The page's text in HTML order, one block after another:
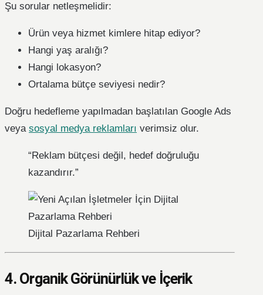
Şu sorular netleşmelidir:
Ürün veya hizmet kimlere hitap ediyor?
Hangi yaş aralığı?
Hangi lokasyon?
Ortalama bütçe seviyesi nedir?
Doğru hedefleme yapılmadan başlatılan Google Ads
veya sosyal medya reklamları verimsiz olur.
“Reklam bütçesi değil, hedef doğruluğu
kazandırır.”
Dijital Pazarlama Rehberi
4. Organik Görünürlük ve İçerik